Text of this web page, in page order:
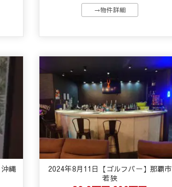
→物件詳細
縄
2024年8月11日【ゴルフバー】那覇市
若狭